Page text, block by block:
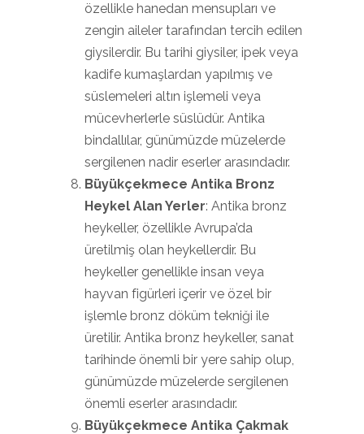
özellikle hanedan mensupları ve
zengin aileler tarafından tercih edilen
giysilerdir. Bu tarihi giysiler, ipek veya
kadife kumaşlardan yapılmış ve
süslemeleri altın işlemeli veya
mücevherlerle süslüdür. Antika
bindallılar, günümüzde müzelerde
sergilenen nadir eserler arasındadır.
Büyükçekmece Antika Bronz
Heykel Alan Yerler: Antika bronz
heykeller, özellikle Avrupa’da
üretilmiş olan heykellerdir. Bu
heykeller genellikle insan veya
hayvan figürleri içerir ve özel bir
işlemle bronz döküm tekniği ile
üretilir. Antika bronz heykeller, sanat
tarihinde önemli bir yere sahip olup,
günümüzde müzelerde sergilenen
önemli eserler arasındadır.
Büyükçekmece Antika Çakmak